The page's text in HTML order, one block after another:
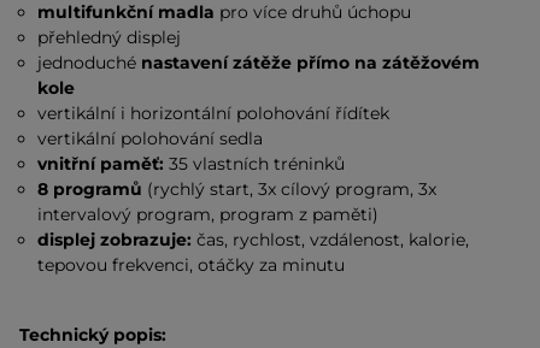
multifunkční madla pro více druhů úchopu
přehledný displej
jednoduché nastavení zátěže přímo na zátěžovém
kole
vertikální i horizontální polohování řídítek
vertikální polohování sedla
vnitřní paměť: 35 vlastních tréninků
8 programů (rychlý start, 3x cílový program, 3x
intervalový program, program z paměti)
displej zobrazuje:čas, rychlost, vzdálenost, kalorie,
tepovou frekvenci, otáčky za minutu
Technický popis: